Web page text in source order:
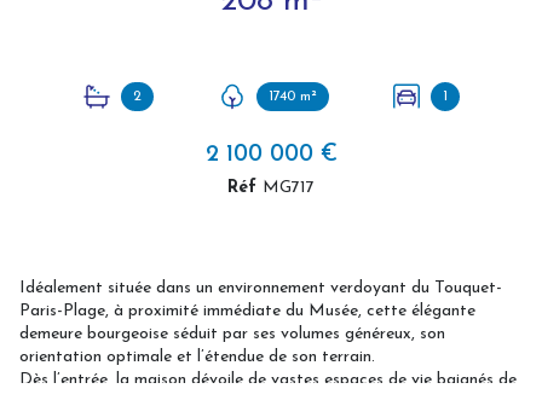
2 1740 m² 1
2 100 000 €
Réf MG717
Idéalement située dans un environnement verdoyant du Touquet-
Paris-Plage, à proximité immédiate du Musée, cette élégante
demeure bourgeoise séduit par ses volumes généreux, son
orientation optimale et l’étendue de son terrain.
Dès l’entrée, la maison dévoile de vastes espaces de vie baignés de